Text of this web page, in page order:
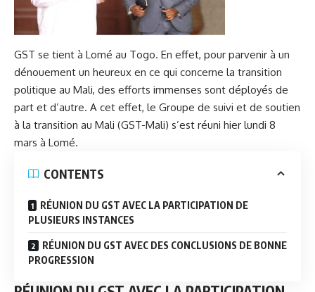
GST se tient à Lomé au Togo. En effet, pour parvenir à un
dénouement un heureux en ce qui concerne la transition
politique au Mali, des efforts immenses sont déployés de
part et d’autre. A cet effet, le Groupe de suivi et de soutien
à la transition au Mali (GST-Mali) s’est réuni hier lundi 8
mars à Lomé.
CONTENTS
RÉUNION DU GST AVEC LA PARTICIPATION DE
PLUSIEURS INSTANCES
RÉUNION DU GST AVEC DES CONCLUSIONS DE BONNE
PROGRESSION